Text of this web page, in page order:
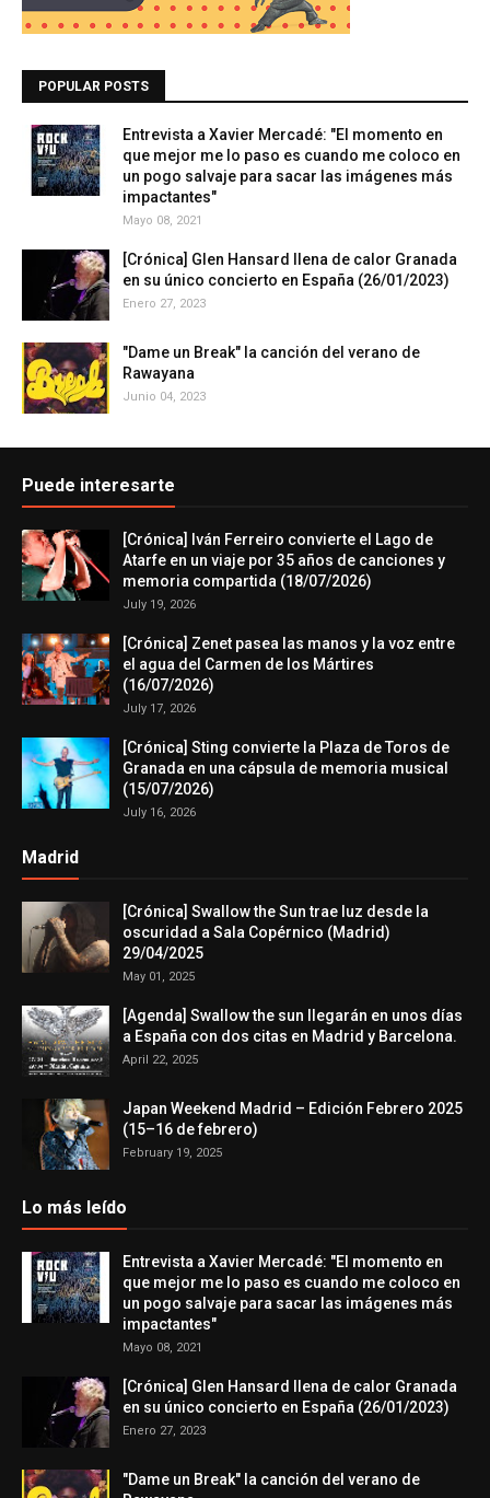
POPULAR POSTS
Entrevista a Xavier Mercadé: "El momento en
que mejor me lo paso es cuando me coloco en
un pogo salvaje para sacar las imágenes más
impactantes"
Mayo 08, 2021
[Crónica] Glen Hansard llena de calor Granada
en su único concierto en España (26/01/2023)
Enero 27, 2023
"Dame un Break" la canción del verano de
Rawayana
Junio 04, 2023
Puede interesarte
[Crónica] Iván Ferreiro convierte el Lago de
Atarfe en un viaje por 35 años de canciones y
memoria compartida (18/07/2026)
July 19, 2026
[Crónica] Zenet pasea las manos y la voz entre
el agua del Carmen de los Mártires
(16/07/2026)
July 17, 2026
[Crónica] Sting convierte la Plaza de Toros de
Granada en una cápsula de memoria musical
(15/07/2026)
July 16, 2026
Madrid
[Crónica] Swallow the Sun trae luz desde la
oscuridad a Sala Copérnico (Madrid)
29/04/2025
May 01, 2025
[Agenda] Swallow the sun llegarán en unos días
a España con dos citas en Madrid y Barcelona.
April 22, 2025
Japan Weekend Madrid – Edición Febrero 2025
(15–16 de febrero)
February 19, 2025
Lo más leído
Entrevista a Xavier Mercadé: "El momento en
que mejor me lo paso es cuando me coloco en
un pogo salvaje para sacar las imágenes más
impactantes"
Mayo 08, 2021
[Crónica] Glen Hansard llena de calor Granada
en su único concierto en España (26/01/2023)
Enero 27, 2023
"Dame un Break" la canción del verano de